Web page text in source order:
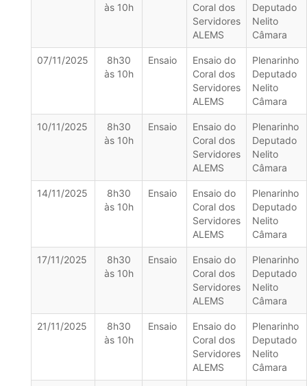
às 10h
Coral dos
Servidores
ALEMS
Deputado
Nelito
Câmara
07/11/2025
8h30
às 10h
Ensaio
Ensaio do
Coral dos
Servidores
ALEMS
Plenarinho
Deputado
Nelito
Câmara
10/11/2025
8h30
às 10h
Ensaio
Ensaio do
Coral dos
Servidores
ALEMS
Plenarinho
Deputado
Nelito
Câmara
14/11/2025
8h30
às 10h
Ensaio
Ensaio do
Coral dos
Servidores
ALEMS
Plenarinho
Deputado
Nelito
Câmara
17/11/2025
8h30
às 10h
Ensaio
Ensaio do
Coral dos
Servidores
ALEMS
Plenarinho
Deputado
Nelito
Câmara
21/11/2025
8h30
às 10h
Ensaio
Ensaio do
Coral dos
Servidores
ALEMS
Plenarinho
Deputado
Nelito
Câmara